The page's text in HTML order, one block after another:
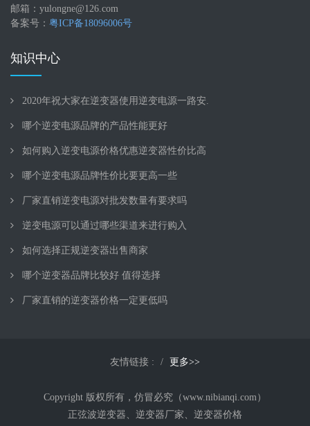
邮箱：yulongne@126.com
备案号： 粤ICP备18096006号
知识中心
2020年祝大家在逆变器使用逆变电源一路安.
哪个逆变电源品牌的产品性能更好
如何购入逆变电源价格优惠逆变器性价比高
哪个逆变电源品牌性价比要更高一些
厂家直销逆变电源对批发数量有要求吗
逆变电源可以通过哪些渠道来进行购入
如何选择正规逆变器出售商家
哪个逆变器品牌比较好 值得选择
厂家直销的逆变器价格一定更低吗
友情链接 : 更多>>
Copyright 版权所有，仿冒必究（www.nibianqi.com）
正弦波逆变器、逆变器厂家、逆变器价格